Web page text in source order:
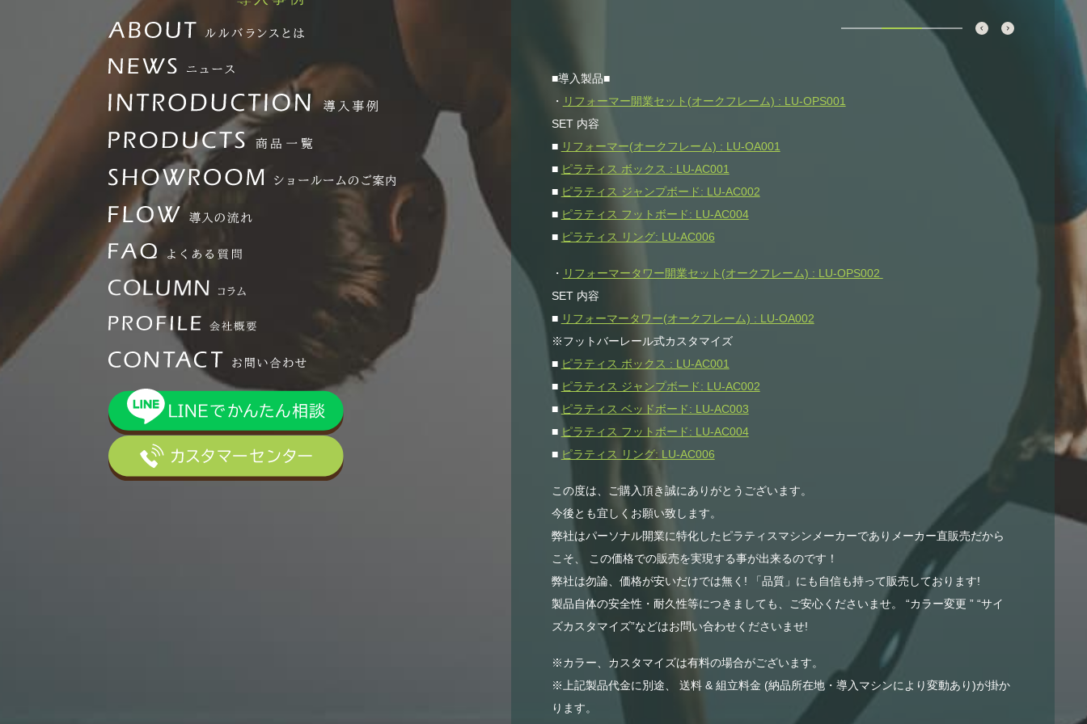
■導入製品■
・ リフォーマー開業セット(オークフレーム) : LU-OPS001
SET 内容
■ リフォーマー(オークフレーム) : LU-OA001
■ ピラティス ボックス : LU-AC001
■ ピラティス ジャンプボード: LU-AC002
■ ピラティス フットボード: LU-AC004
■ ピラティス リング: LU-AC006
・ リフォーマータワー開業セット(オークフレーム) : LU-OPS002
SET 内容
■ リフォーマータワー(オークフレーム) : LU-OA002
※フットバーレール式カスタマイズ
■ ピラティス ボックス : LU-AC001
■ ピラティス ジャンプボード: LU-AC002
■ ピラティス ベッドボード: LU-AC003
■ ピラティス フットボード: LU-AC004
■ ピラティス リング: LU-AC006
この度は、ご購入頂き誠にありがとうございます。
今後とも宜しくお願い致します。
弊社はパーソナル開業に特化したピラティスマシンメーカーでありメーカー直販売だから
こそ、 この価格での販売を実現する事が出来るのです！
弊社は勿論、価格が安いだけでは無く! 「品質」にも自信も持って販売しております!
製品自体の安全性・耐久性等につきましても、ご安心くださいませ。 “カラー変更 ” “サイ
ズカスタマイズ”などはお問い合わせくださいませ!
※カラー、カスタマイズは有料の場合がございます。
※上記製品代金に別途、 送料 & 組立料金 (納品所在地・導入マシンにより変動あり)が掛か
ります。